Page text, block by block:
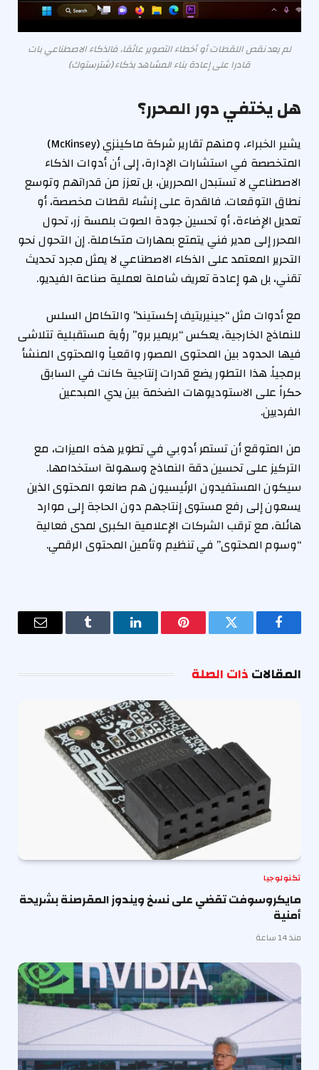
لم يعد نقص اللقطات أو أخطاء التصوير عائقا، فالذكاء الاصطناعي بات
قادرا على إعادة بناء المشاهد بذكاء (شترستوك)
هل يختفي دور المحرر؟
يشير الخبراء، ومنهم تقارير شركة ماكينزي (McKinsey)
المتخصصة في استشارات الإدارة، إلى أن أدوات الذكاء
الاصطناعي لا تستبدل المحررين، بل تعزز من قدراتهم وتوسع
نطاق التوقعات. فالقدرة على إنشاء لقطات مخصصة، أو
تعديل الإضاءة، أو تحسين جودة الصوت بلمسة زر، تحول
المحرر إلى مدير فني يتمتع بمهارات متكاملة. إن التحول نحو
التحرير المعتمد على الذكاء الاصطناعي لا يمثل مجرد تحديث
تقني، بل هو إعادة تعريف شاملة لعملية صناعة الفيديو.
مع أدوات مثل “جينيريتيف إكستيند” والتكامل السلس
للنماذج الخارجية، يعكس “بريمير برو” رؤية مستقبلية تتلاشى
فيها الحدود بين المحتوى المصور واقعياً والمحتوى المنشأ
برمجياً. هذا التطور يضع قدرات إنتاجية كانت في السابق
حكراً على الاستوديوهات الضخمة بين يدي المبدعين
الفرديين.
من المتوقع أن تستمر أدوبي في تطوير هذه الميزات، مع
التركيز على تحسين دقة النماذج وسهولة استخدامها.
سيكون المستفيدون الرئيسيون هم صانعو المحتوى الذين
يسعون إلى رفع مستوى إنتاجهم دون الحاجة إلى موارد
هائلة، مع ترقب الشركات الإعلامية الكبرى لمدى فعالية
“وسوم المحتوى” في تنظيم وتأمين المحتوى الرقمي.
فيسبوك تويتر بينتيريستلينكدإن Tumblr
البريد
المقالاتذات الصلة
تكنولوجيا
مايكروسوفت تقضي على نسخ ويندوز المقرصنة بشريحة
أمنية
منذ 14 ساعة